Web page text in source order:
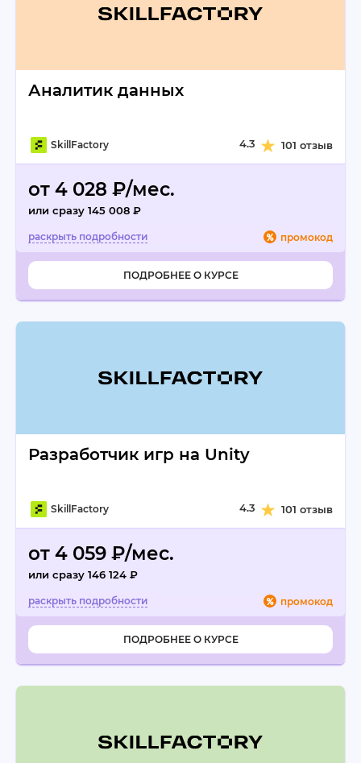
Аналитик данных
SkillFactory 4.3 101 отзыв
от 4 028 ₽/мес.
или сразу 145 008 ₽
промокод
ПОДРОБНЕЕ О КУРСЕ
Разработчик игр на Unity
SkillFactory 4.3 101 отзыв
от 4 059 ₽/мес.
или сразу 146 124 ₽
промокод
ПОДРОБНЕЕ О КУРСЕ